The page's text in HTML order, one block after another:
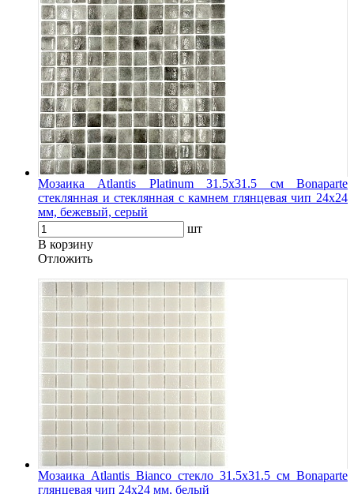
Мозаика Atlantis Platinum 31.5х31.5 см Bonaparte
стеклянная и стеклянная с камнем глянцевая чип 24х24
мм, бежевый, серый
шт
В корзину
Oтложить
Мозаика Atlantis Bianco стекло 31.5х31.5 см Bonaparte
глянцевая чип 24х24 мм, белый